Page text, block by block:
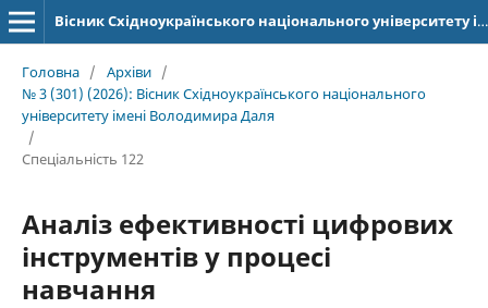
Вісник Східноукраїнського національного університету імені Володимира Даля
Головна / Архіви /
№ 3 (301) (2026): Вісник Східноукраїнського національного
університету імені Володимира Даля
/
Спеціальність 122
Аналіз ефективності цифрових
інструментів у процесі
навчання